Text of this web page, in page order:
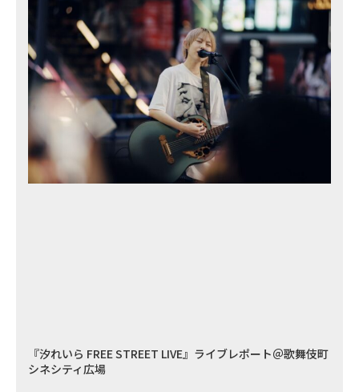
『汐れいら FREE STREET LIVE』ライブレポート＠歌舞伎町
シネシティ広場